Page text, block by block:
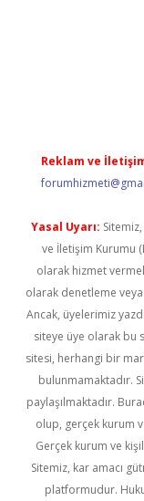
Reklam ve
Yasal Uyarı:
ve İletişim Kurumu
olarak hizmet
olarak denetleme
Ancak, üyelerimiz
siteye üye olarak bu
sitesi, herhangi bir
bulunmamaktadır.
paylaşılmaktadır.
olup, gerçek kurum
Gerçek kurum ve
Sitemiz, kar amacı
platformudur.